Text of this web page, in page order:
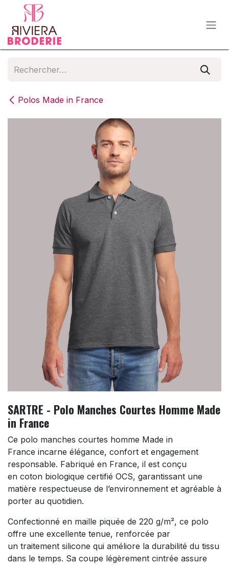
Se rendre au contenu
Polos Made in France
SARTRE - Polo Manches Courtes Homme Made
in France
Ce polo manches courtes homme Made in
France incarne élégance, confort et engagement
responsable. Fabriqué en France, il est conçu
en coton biologique certifié OCS, garantissant une
matière respectueuse de l’environnement et agréable à
porter au quotidien.
Confectionné en maille piquée de 220 g/m², ce polo
offre une excellente tenue, renforcée par
un traitement silicone qui améliore la durabilité du tissu
dans le temps. Sa coupe légèrement cintrée assure